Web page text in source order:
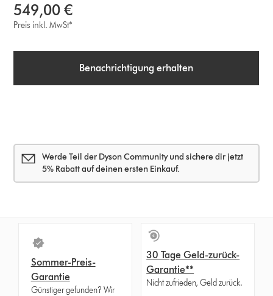
549,00 €
Preis inkl. MwSt*
Benachrichtigung erhalten
Werde Teil der Dyson Community und sichere dir jetzt
5% Rabatt auf deinen ersten Einkauf.
Sommer-Preis-
Garantie
Günstiger gefunden? Wir
30 Tage Geld-zurück-
Garantie**
Nicht zufrieden, Geld zurück.